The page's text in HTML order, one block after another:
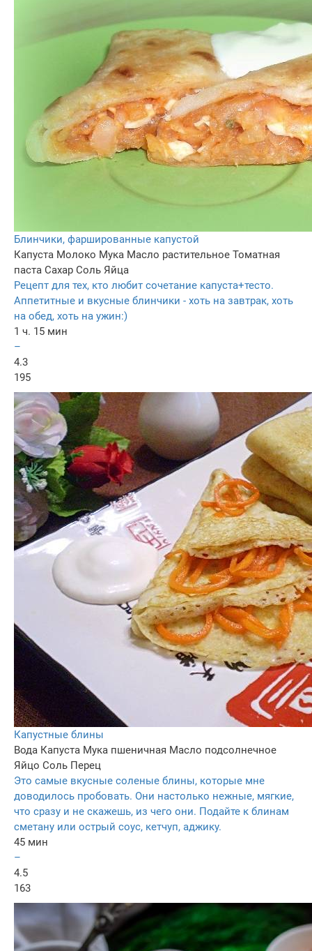
Блинчики, фаршированные капустой
Капуста Молоко Мука Масло растительное Томатная
паста Сахар Соль Яйца
Рецепт для тех, кто любит сочетание капуста+тесто.
Аппетитные и вкусные блинчики - хоть на завтрак, хоть
на обед, хоть на ужин:)
1 ч. 15 мин
–
4.3
195
Капустные блины
Вода Капуста Мука пшеничная Масло подсолнечное
Яйцо Соль Перец
Это самые вкусные соленые блины, которые мне
доводилось пробовать. Они настолько нежные, мягкие,
что сразу и не скажешь, из чего они. Подайте к блинам
сметану или острый соус, кетчуп, аджику.
45 мин
–
4.5
163